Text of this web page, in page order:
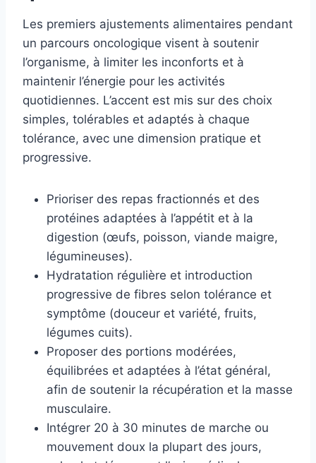
Les premiers ajustements alimentaires pendant
un parcours oncologique visent à soutenir
l’organisme, à limiter les inconforts et à
maintenir l’énergie pour les activités
quotidiennes. L’accent est mis sur des choix
simples, tolérables et adaptés à chaque
tolérance, avec une dimension pratique et
progressive.
Prioriser des repas fractionnés et des
protéines adaptées à l’appétit et à la
digestion (œufs, poisson, viande maigre,
légumineuses).
Hydratation régulière et introduction
progressive de fibres selon tolérance et
symptôme (douceur et variété, fruits,
légumes cuits).
Proposer des portions modérées,
équilibrées et adaptées à l’état général,
afin de soutenir la récupération et la masse
musculaire.
Intégrer 20 à 30 minutes de marche ou
mouvement doux la plupart des jours,